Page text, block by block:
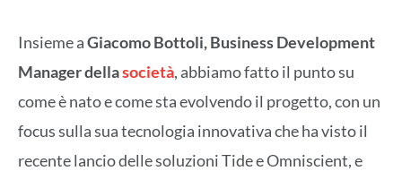
Insieme aGiacomo Bottoli, Business Development
Manager dellasocietà, abbiamo fatto il punto su
come è nato e come sta evolvendo il progetto, con un
focus sulla sua tecnologia innovativa che ha visto il
recente lancio delle soluzioni Tide e Omniscient, e